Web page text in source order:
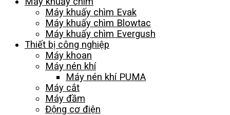
Máy khuấy chìm Evak
Máy khuấy chìm Blowtac
Máy khuấy chìm Evergush
Thiết bị công nghiệp
Máy khoan
Máy nén khí
Máy nén khí PUMA
Máy cắt
Máy đầm
Động cơ điện